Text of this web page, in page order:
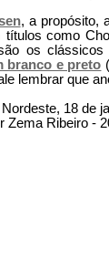
, a propósito,
títulos como
os
branco e preto
lembrar que
Nordeste, 18 de
Zema Ribeiro -